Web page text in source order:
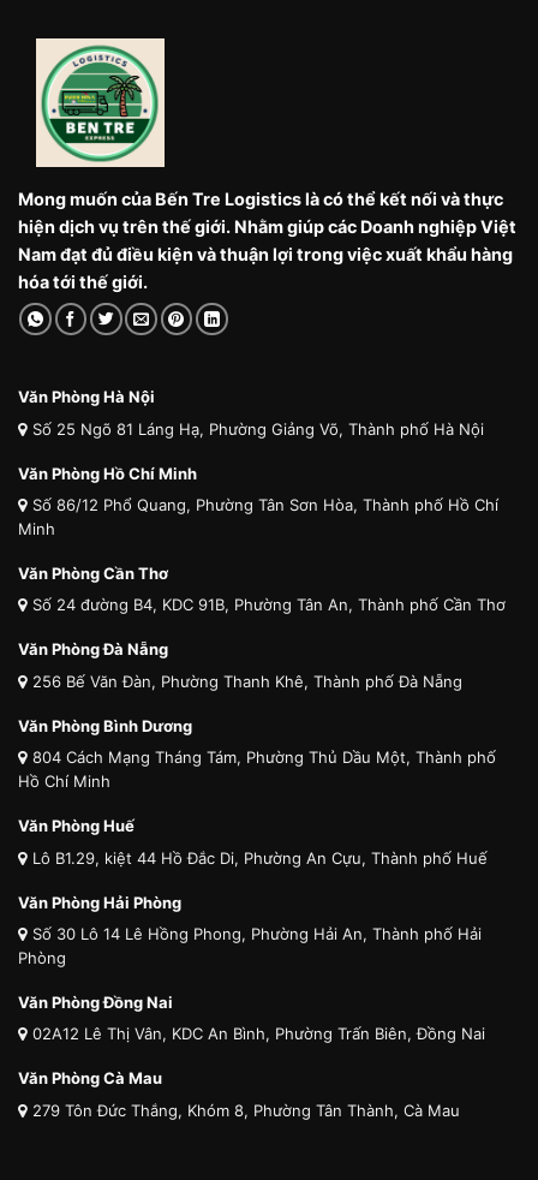
Mong muốn của Bến Tre Logistics là có thể kết nối và thực
hiện dịch vụ trên thế giới. Nhằm giúp các Doanh nghiệp Việt
Nam đạt đủ điều kiện và thuận lợi trong việc xuất khẩu hàng
hóa tới thế giới.
Văn Phòng Hà Nội
Số 25 Ngõ 81 Láng Hạ, Phường Giảng Võ, Thành phố Hà Nội
Văn Phòng Hồ Chí Minh
Số 86/12 Phổ Quang, Phường Tân Sơn Hòa, Thành phố Hồ Chí
Minh
Văn Phòng Cần Thơ
Số 24 đường B4, KDC 91B, Phường Tân An, Thành phố Cần Thơ
Văn Phòng Đà Nẵng
256 Bế Văn Đàn, Phường Thanh Khê, Thành phố Đà Nẵng
Văn Phòng Bình Dương
804 Cách Mạng Tháng Tám, Phường Thủ Dầu Một, Thành phố
Hồ Chí Minh
Văn Phòng Huế
Lô B1.29, kiệt 44 Hồ Đắc Di, Phường An Cựu, Thành phố Huế
Văn Phòng Hải Phòng
Số 30 Lô 14 Lê Hồng Phong, Phường Hải An, Thành phố Hải
Phòng
Văn Phòng Đồng Nai
02A12 Lê Thị Vân, KDC An Bình, Phường Trấn Biên, Đồng Nai
Văn Phòng Cà Mau
279 Tôn Đức Thắng, Khóm 8, Phường Tân Thành, Cà Mau